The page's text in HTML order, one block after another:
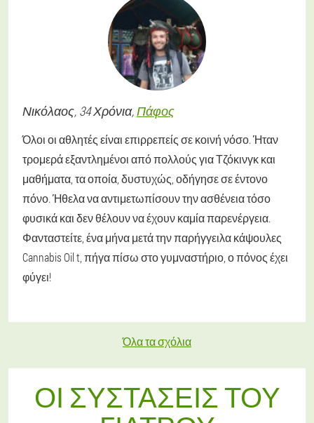
Νικόλαος, 34 Χρόνια,Πάφος
Όλοι οι αθλητές είναι επιρρεπείς σε κοινή νόσο. Ήταν
τρομερά εξαντλημένοι από πολλούς για Τζόκινγκ και
μαθήματα, τα οποία, δυστυχώς, οδήγησε σε έντονο
πόνο. Ήθελα να αντιμετωπίσουν την ασθένεια τόσο
φυσικά και δεν θέλουν να έχουν καμία παρενέργεια.
Φανταστείτε, ένα μήνα μετά την παρήγγειλα κάψουλες
Cannabis Oil t, πήγα πίσω στο γυμναστήριο, ο πόνος έχει
φύγει!
Όλα τα σχόλια
ΟΙ ΣΥΣΤΆΣΕΙΣ ΤΟΥ